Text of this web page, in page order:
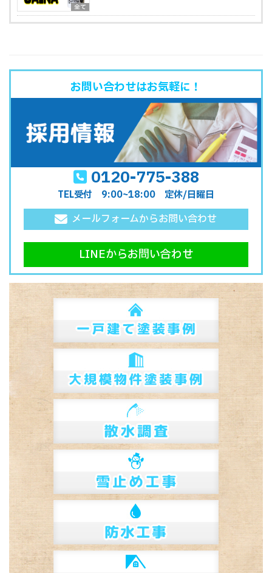
全て
お問い合わせはお気軽に！
0120-775-388
TEL受付 9:00~18:00 定休/日曜日
メールフォームからお問い合わせ
LINEからお問い合わせ